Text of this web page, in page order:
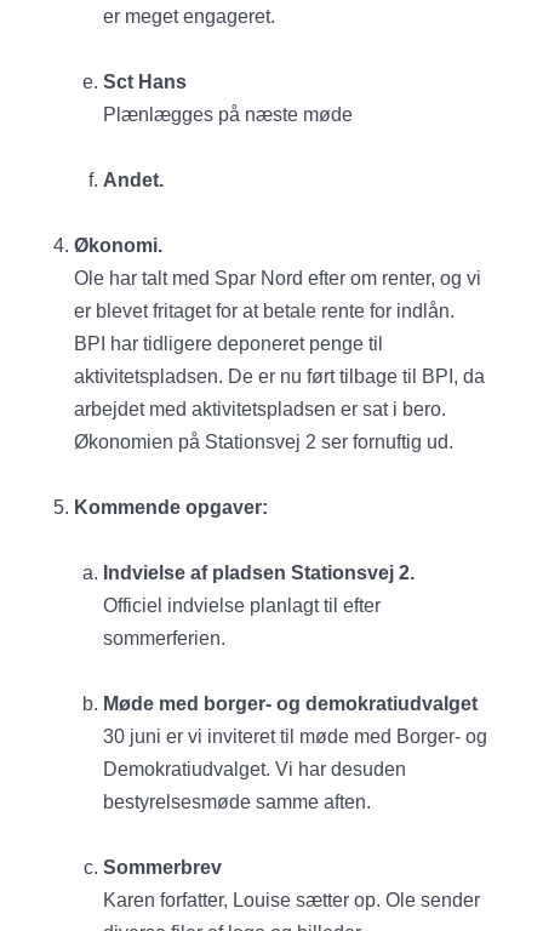
er meget engageret.
Sct Hans
Plænlægges på næste møde
Andet.
Økonomi.
Ole har talt med Spar Nord efter om renter, og vi
er blevet fritaget for at betale rente for indlån.
BPI har tidligere deponeret penge til
aktivitetspladsen. De er nu ført tilbage til BPI, da
arbejdet med aktivitetspladsen er sat i bero.
Økonomien på Stationsvej 2 ser fornuftig ud.
Kommende opgaver:
Indvielse af pladsen Stationsvej 2.
Officiel indvielse planlagt til efter
sommerferien.
Møde med borger- og demokratiudvalget
30 juni er vi inviteret til møde med Borger- og
Demokratiudvalget. Vi har desuden
bestyrelsesmøde samme aften.
Sommerbrev
Karen forfatter, Louise sætter op. Ole sender